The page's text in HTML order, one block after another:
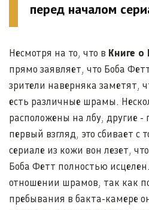
перед началом
Несмотря на то, что в Книге о
прямо заявляет, что Боба
зрители наверняка заметят,
есть различные шрамы.
расположены на лбу, другие -
первый взгляд, это сбивает с
сериале из кожи вон лезет,
Боба Фетт полностью
отношении шрамов, так как
пребывания в бакта-камере